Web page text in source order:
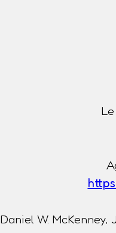
Daniel W. McKenney,